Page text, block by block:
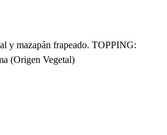
y mazapán frapeado. TOPPING:
(Origen Vegetal)